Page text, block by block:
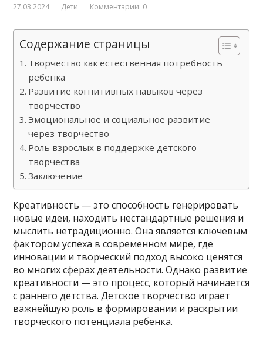
27.03.2024 Дети Комментарии: 0
Содержание страницы
Творчество как естественная потребность
ребенка
Развитие когнитивных навыков через
творчество
Эмоциональное и социальное развитие
через творчество
Роль взрослых в поддержке детского
творчества
Заключение
Креативность — это способность генерировать
новые идеи, находить нестандартные решения и
мыслить нетрадиционно. Она является ключевым
фактором успеха в современном мире, где
инновации и творческий подход высоко ценятся
во многих сферах деятельности. Однако развитие
креативности — это процесс, который начинается
с раннего детства. Детское творчество играет
важнейшую роль в формировании и раскрытии
творческого потенциала ребенка.